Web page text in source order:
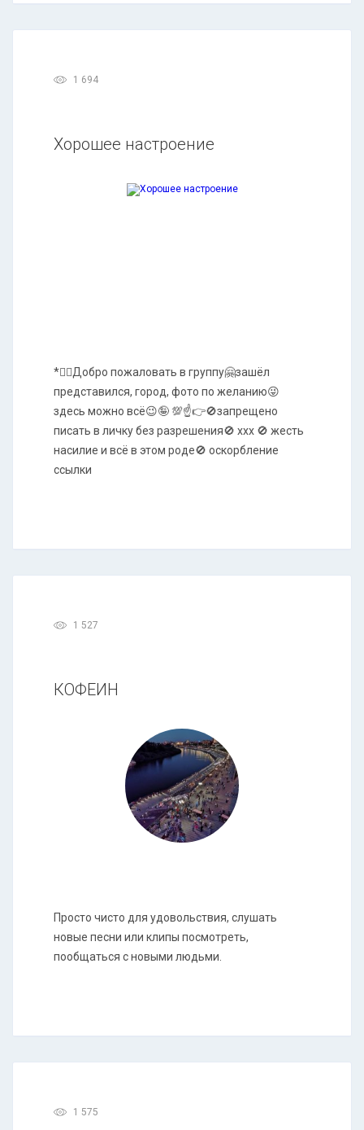
1 694
Хорошее настроение
*🙋‍♂️Добро пожаловать в группу🤗зашёл
представился, город, фото по желанию😜
здесь можно всё😉🤪 💯☝️👉🚫запрещено
писать в личку без разрешения🚫 xxx 🚫 жесть
насилие и всё в этом роде🚫 оскорбление
ссылки
1 527
КОФЕИН
Просто чисто для удовольствия, слушать
новые песни или клипы посмотреть,
пообщаться с новыми людьми.
1 575